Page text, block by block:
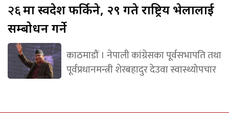
२६मा स्वदेश फर्किने, २९ गते राष्ट्रिय भेलालाई
सम्बोधन गर्ने
काठमाडौं । नेपाली कांग्रेसका पूर्वसभापति तथा
पूर्वप्रधानमन्त्री शेरबहादुर देउवा स्वास्थ्योपचार